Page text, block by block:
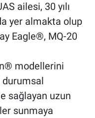
ailesi, 30 yılı
yer almakta olup
Eagle®, MQ-20
modellerini
sağlayan uzun
sunmaya